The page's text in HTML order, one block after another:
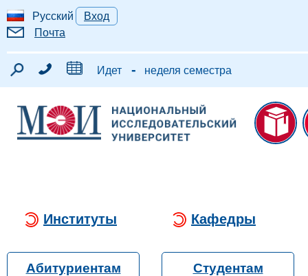
Русский
Вход
Почта
Идет - неделя семестра
Институты Кафедры
Абитуриентам Студентам